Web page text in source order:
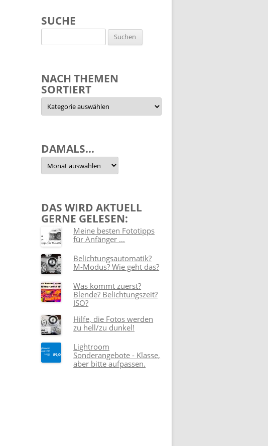
SUCHE
nach:
NACH THEMEN
SORTIERT
Nach
Themen
sortiert
DAMALS…
Damals…
DAS WIRD AKTUELL
GERNE GELESEN:
Meine besten Fototipps
für Anfänger ...
Belichtungsautomatik?
M-Modus? Wie geht das?
Was kommt zuerst?
Blende? Belichtungszeit?
ISO?
Hilfe, die Fotos werden
zu hell/zu dunkel!
Lightroom
Sonderangebote - Klasse,
aber bitte aufpassen.